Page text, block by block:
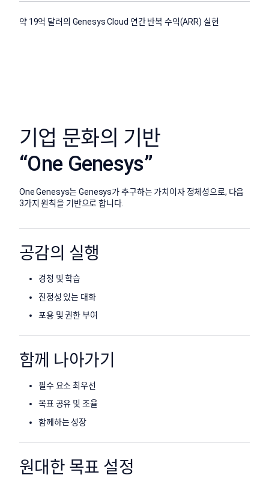
약 19억 달러의 Genesys Cloud 연간 반복 수익(ARR) 실현
기업 문화의 기반
“One Genesys”
One Genesys는 Genesys가 추구하는 가치이자 정체성으로, 다음
3가지 원칙을 기반으로 합니다.
공감의 실행
경청 및 학습
진정성 있는 대화
포용 및 권한 부여
함께 나아가기
필수 요소 최우선
목표 공유 및 조율
함께하는 성장
원대한 목표 설정